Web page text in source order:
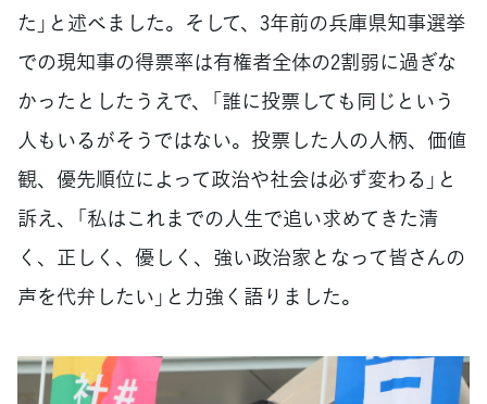
た」と述べました。そして、3年前の兵庫県知事選挙
での現知事の得票率は有権者全体の2割弱に過ぎな
かったとしたうえで、「誰に投票しても同じという
人もいるがそうではない。投票した人の人柄、価値
観、優先順位によって政治や社会は必ず変わる」と
訴え、「私はこれまでの人生で追い求めてきた清
く、正しく、優しく、強い政治家となって皆さんの
声を代弁したい」と力強く語りました。